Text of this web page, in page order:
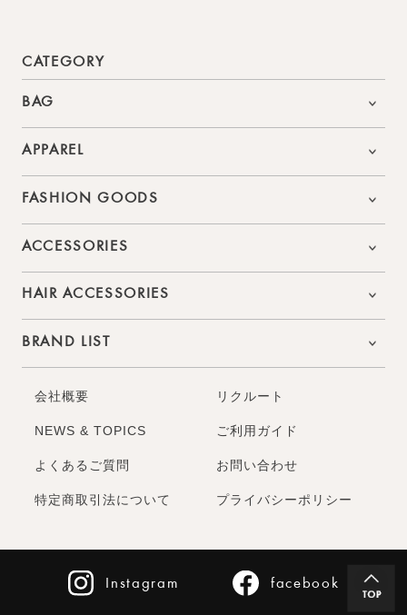
CATEGORY
BAG
APPAREL
FASHION GOODS
ACCESSORIES
HAIR ACCESSORIES
BRAND LIST
会社概要 リクルート
NEWS & TOPICS ご利用ガイド
よくあるご質問 お問い合わせ
特定商取引法について プライバシーポリシー
Instagram facebook